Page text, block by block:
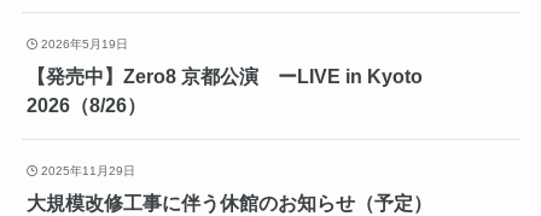
2026年5月19日
【発売中】Zero8 京都公演 ーLIVE in Kyoto
2026（8/26）
2025年11月29日
大規模改修工事に伴う休館のお知らせ（予定）